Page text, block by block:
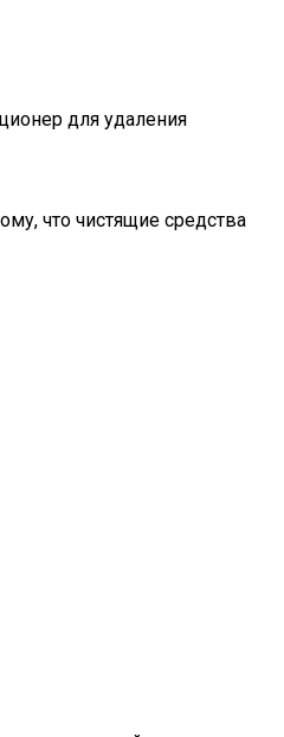
для удаления
что чистящие средства